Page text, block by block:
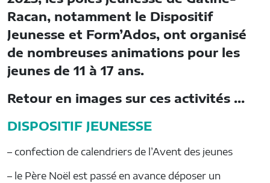
o
o
k
e
r
g
e
r
Racan, notamment le Dispositif
Jeunesse et Form’Ados, ont organisé
de nombreuses animations pour les
jeunes de 11 à 17 ans.
Retour en images sur ces activités …
DISPOSITIF JEUNESSE
– confection de calendriers de l’Avent des jeunes
– le Père Noël est passé en avance déposer un